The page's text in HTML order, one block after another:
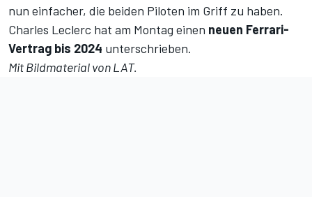
nun einfacher, die beiden Piloten im Griff zu haben.
Charles Leclerc hat am Montag einen neuen Ferrari-
Vertrag bis 2024 unterschrieben.
Mit Bildmaterial von LAT.